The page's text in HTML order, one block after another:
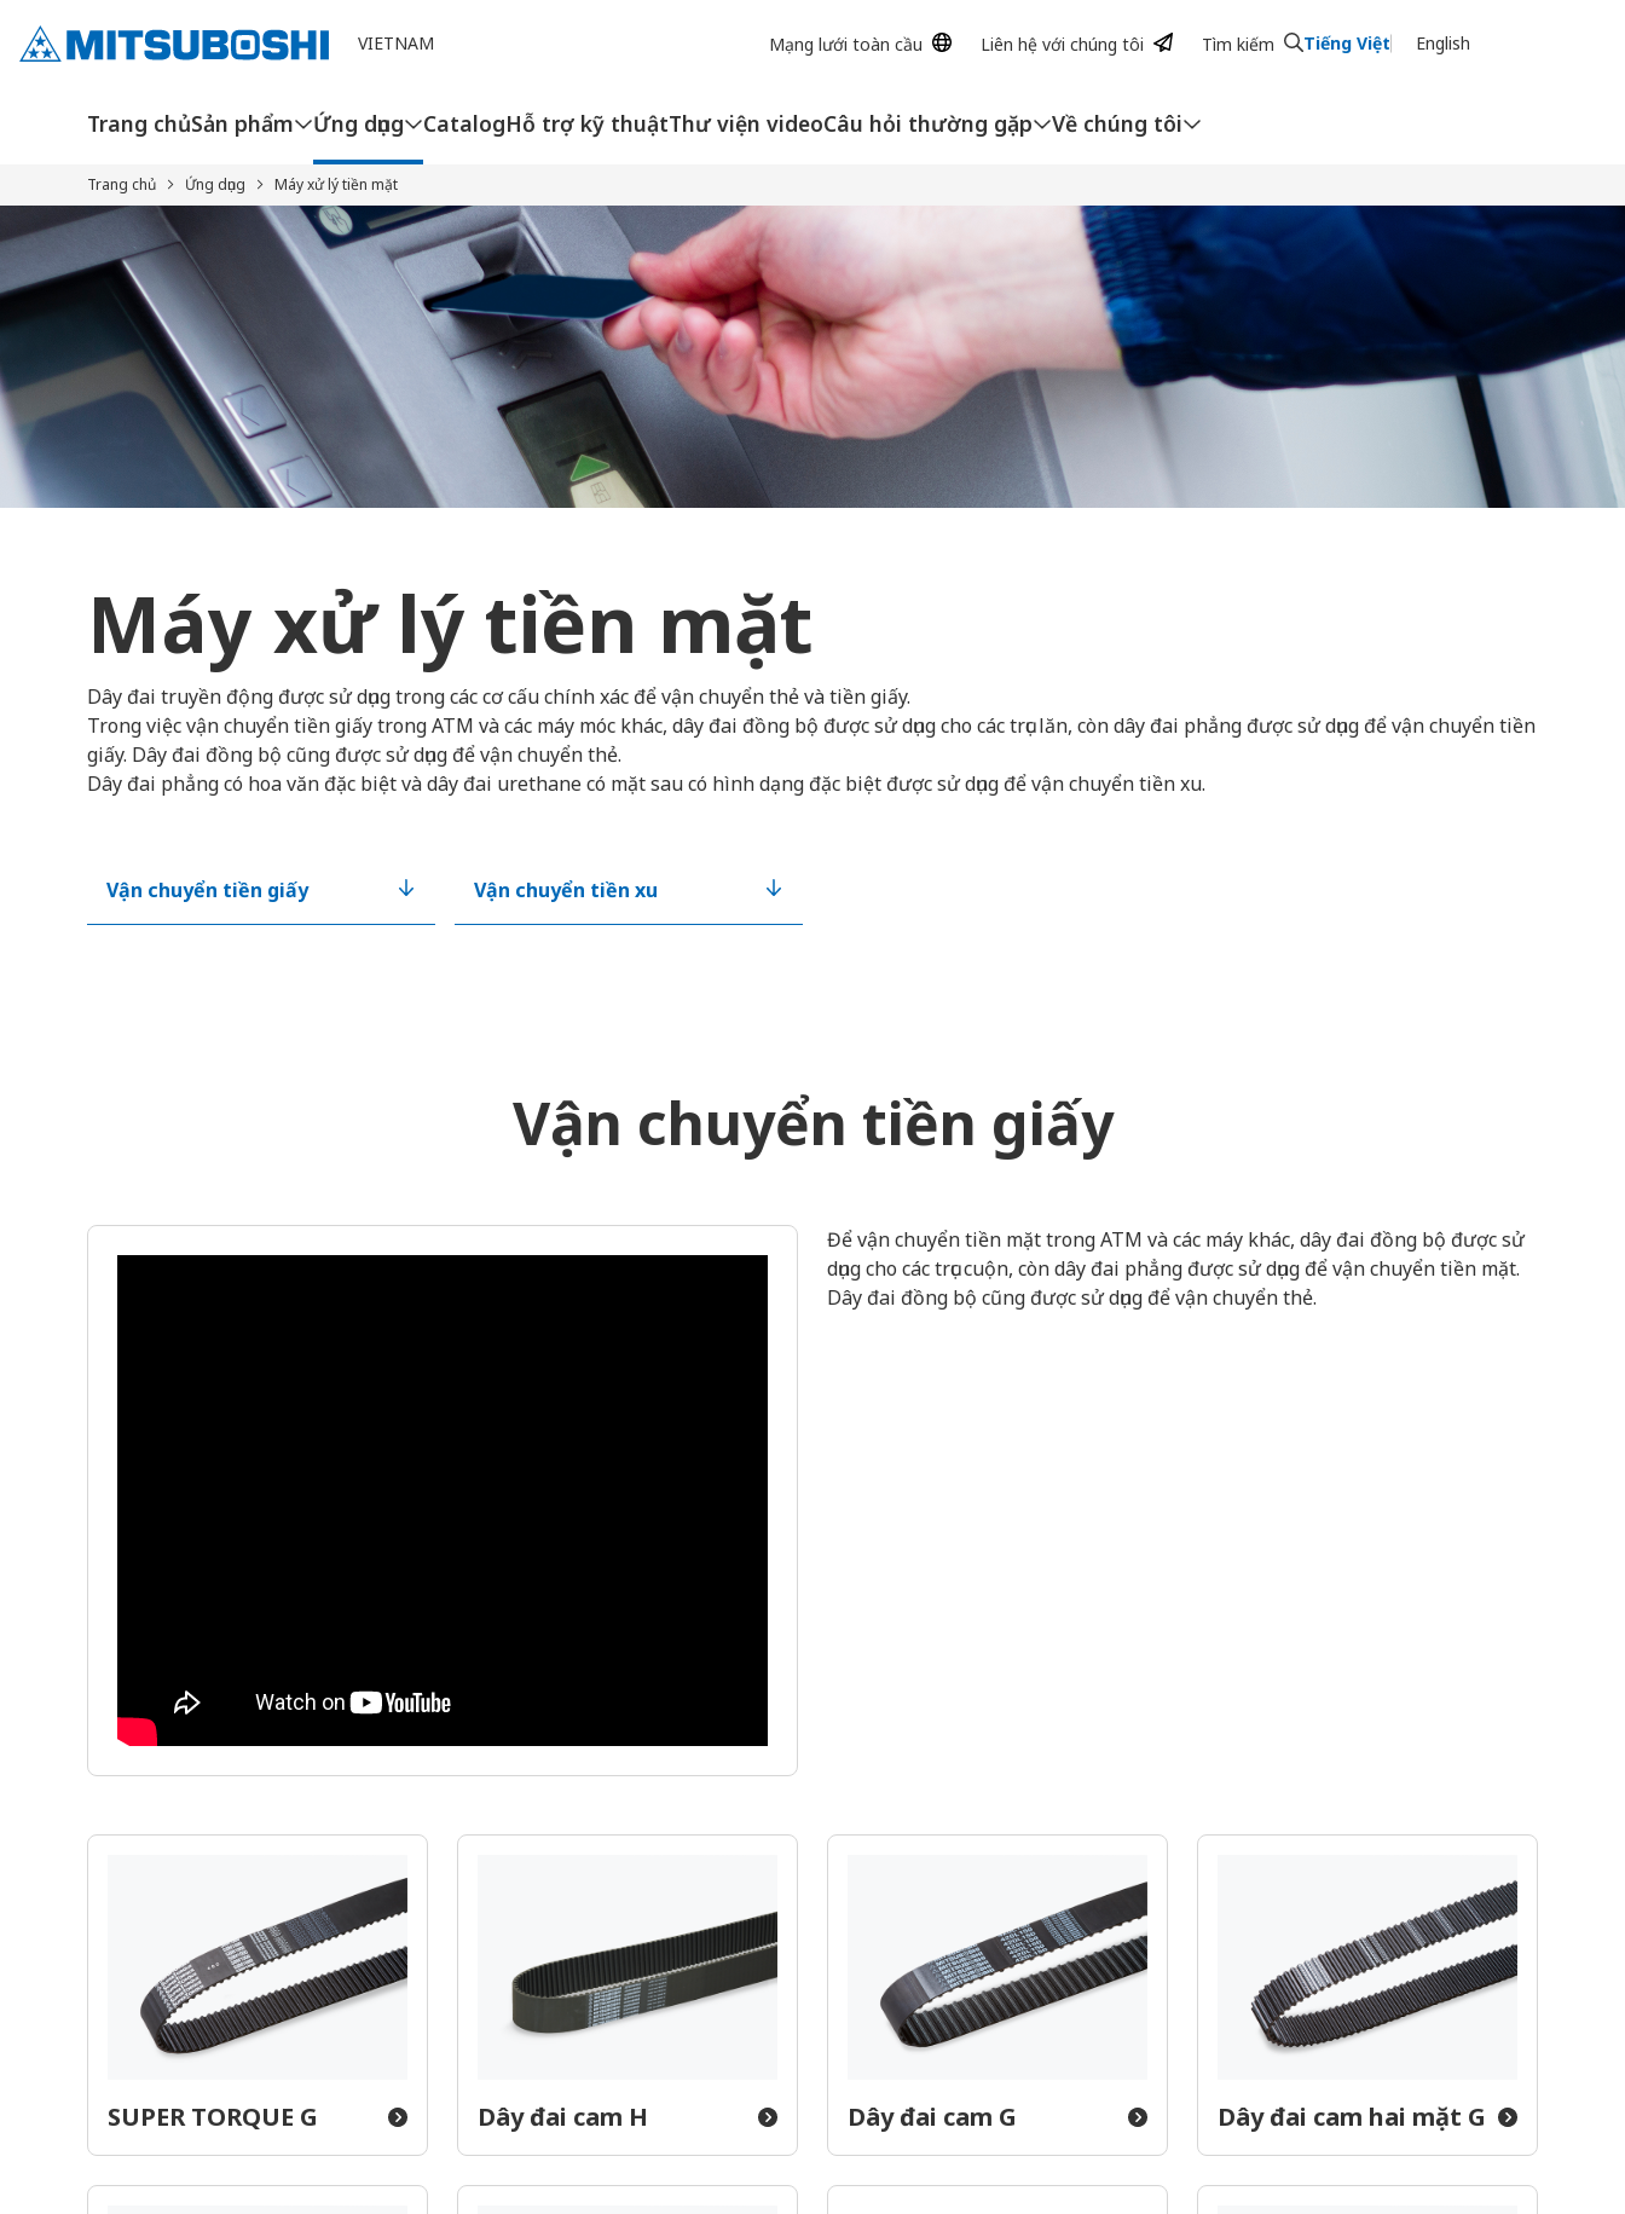
VIETNAM Mạng lưới toàn cầu Liên hệ với chúng tôi Tìm kiếm Tiếng Việt English
Trang chủSản phẩm Ứng dụng CatalogHỗ trợ kỹ thuậtThư viện videoCâu hỏi thường gặp Về chúng tôi
Trang chủ Ứng dụng Máy xử lý tiền mặt
Máy xử lý tiền mặt
Dây đai truyền động được sử dụng trong các cơ cấu chính xác để vận chuyển thẻ và tiền giấy.
Trong việc vận chuyển tiền giấy trong ATM và các máy móc khác, dây đai đồng bộ được sử dụng cho các trục lăn, còn dây đai phẳng được sử dụng để vận chuyển tiền
giấy. Dây đai đồng bộ cũng được sử dụng để vận chuyển thẻ.
Dây đai phẳng có hoa văn đặc biệt và dây đai urethane có mặt sau có hình dạng đặc biệt được sử dụng để vận chuyển tiền xu.
Vận chuyển tiền giấy Vận chuyển tiền xu
Vận chuyển tiền giấy
Để vận chuyển tiền mặt trong ATM và các máy khác, dây đai đồng bộ được sử
dụng cho các trục cuộn, còn dây đai phẳng được sử dụng để vận chuyển tiền mặt.
Dây đai đồng bộ cũng được sử dụng để vận chuyển thẻ.
SUPER TORQUE G Dây đai cam H Dây đai cam G Dây đai cam hai mặt G
Cookieの設定